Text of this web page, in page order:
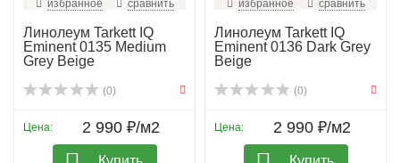
избранное сравнить
Линолеум Tarkett IQ
Eminent 0135 Medium
Grey Beige
(0)
Цена: 2 990 ₽/м2
избранное сравнить
Линолеум Tarkett IQ
Eminent 0136 Dark Grey
Beige
(0)
Цена: 2 990 ₽/м2